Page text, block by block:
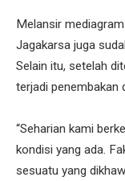
Melansir
Jagakarsa juga
Selain itu, setelah
terjadi penembakan
“Seharian kami
kondisi yang ada.
sesuatu yang